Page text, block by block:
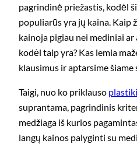
pagrindinė priežastis, kodėl
populiarūs yra jų kaina. Kaip
kainoja pigiau nei mediniai ar
kodėl taip yra? Kas lemia
klausimus ir aptarsime šiame
Taigi, nuo ko priklauso
suprantama, pagrindinis
medžiaga iš kurios
langų kainos palyginti su